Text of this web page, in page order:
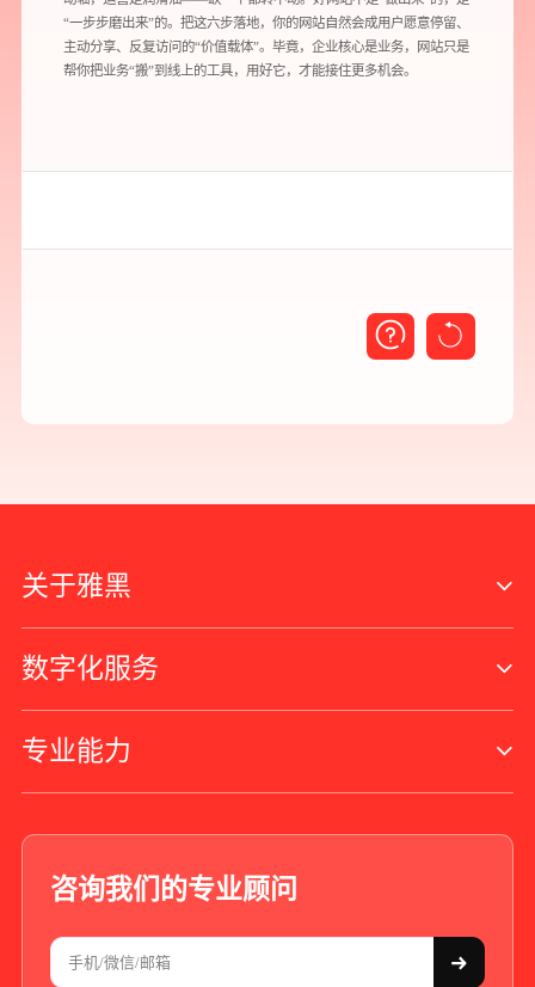
再想想，稍后预约
“一步步磨出来”的。把这六步落地，你的网站自然会成用户愿意停留、
主动分享、反复访问的“价值载体”。毕竟，企业核心是业务，网站只是
帮你把业务“搬”到线上的工具，用好它，才能接住更多机会。
关于雅黑
数字化服务
专业能力
咨询我们的专业顾问